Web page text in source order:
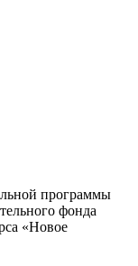
программы
фонда
«Новое